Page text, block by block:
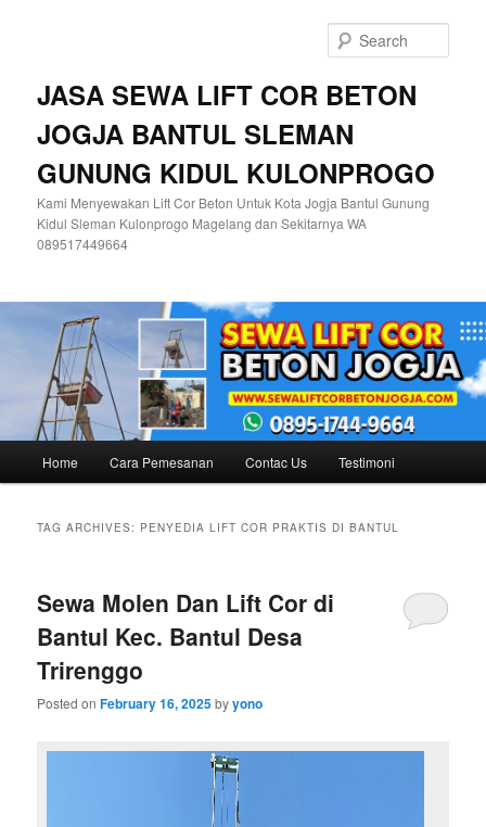
JASA SEWA LIFT COR BETON
JOGJA BANTUL SLEMAN
GUNUNG KIDUL KULONPROGO
Kami Menyewakan Lift Cor Beton Untuk Kota Jogja Bantul Gunung
Kidul Sleman Kulonprogo Magelang dan Sekitarnya WA
089517449664
Home Cara Pemesanan Contac Us Testimoni
TAG ARCHIVES: PENYEDIA LIFT COR PRAKTIS DI BANTUL
Sewa Molen Dan Lift Cor di
Bantul Kec. Bantul Desa
Trirenggo
Posted onFebruary 16, 2025byyono